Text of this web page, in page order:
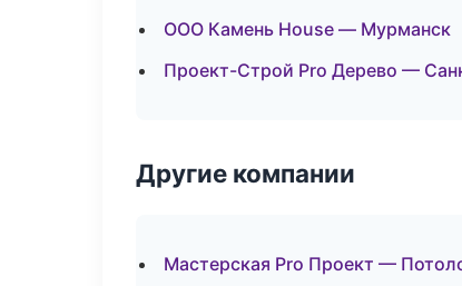
ООО Камень House — Мурманск
Проект-Строй Pro Дерево —
Другие компании
Мастерская Pro Проект —